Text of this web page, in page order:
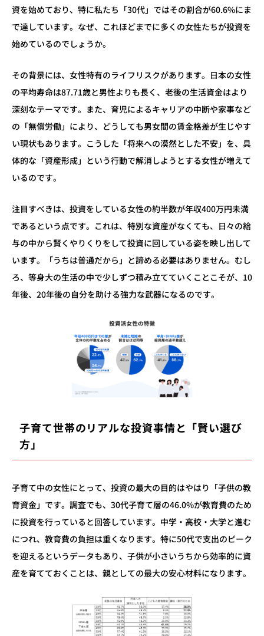
資を始めており、特に私たち「30代」ではその割合が60.6%にま
で達しています。なぜ、これほどまでに多くの女性たちが投資を
始めているのでしょうか。
その背景には、女性特有のライフリスクがあります。日本の女性
の平均寿命は87.71歳と男性よりも長く、老後の生活資金はより
深刻なテーマです。また、育児によるキャリアの中断や家事など
の「無償労働」により、どうしても男女間の賃金格差が生じやす
い現状もあります。こうした「将来への漠然とした不安」を、具
体的な「資産形成」という行動で解消しようとする女性が増えて
いるのです。
注目すべきは、投資をしている女性の約半数が年収400万円未満
であるという点です。これは、特別な資産がなくても、日々の給
与の中から賢くやりくりをして投資に回している姿を映し出して
います。「うちは普通だから」と諦める必要はありません。むし
ろ、等身大の生活の中で少しずつ積み立てていくことこそが、10
年後、20年後の自分を助ける強力な武器になるのです。
子育て世帯のリアルな投資事情と「賢い選び
方」
子育て中の女性にとって、投資の最大の目的はやはり「子供の教
育資金」です。調査でも、30代子育て層の46.0%が教育費のため
に投資を行っていると回答しています。中学・高校・大学と進む
につれ、教育費の負担は重くなります。特に50代で支出のピーク
を迎えるというデータもあり、子供が小さいうちから効率的に資
産を育てておくことは、親としての最大の安心材料になります。